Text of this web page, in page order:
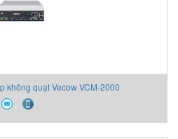
không quạt Vecow VCM-2000